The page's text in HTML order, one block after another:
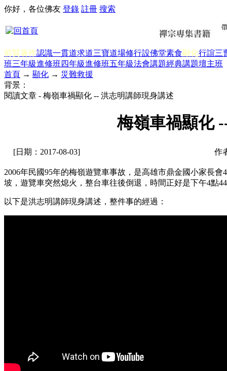
你好，各位佛友 登錄 註冊 搜索
前賢著作認識一貫道求道三寶道場修行設佛堂素食顯化行誼三
班三年級進修班四年級進修班五年級法會講題經典講題壇主班
首頁 → 顯化 → 災難救援
背景：
閱讀文章 - 梅嶺車禍顯化 -- 洪志明講師現身講述
梅嶺車禍顯化
[日期：2017-08-03] 作
2006年民國95年的梅嶺遊覽車事故，是高雄市鼎金國小家長
坡，遊覽車突然熄火，整台車往後倒退，時間正好是下午4點
以下是洪志明講師現身講述，整件事的經過：